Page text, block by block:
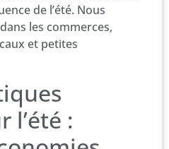
de l’été. Nous
les commerces,
et petites
l’été :